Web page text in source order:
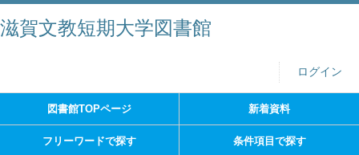
滋賀文教短期大学図書館
ログイン
図書館TOPページ 新着資料
フリーワードで探す 条件項目で探す